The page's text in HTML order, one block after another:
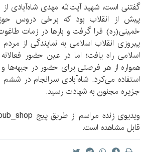
گفتنی است، شهید آیت‌الله مهدی شاه‌آبادی
پیش از انقلاب بود که برخی دروس
خمینی(ره) فرا گرفت و بار‌ها در زمات
پیروزی انقلاب اسلامی به نمایندگی از
اسلامی راه یافت؛ اما در عین حضور
همواره از هر فرصتی برای حضور در جبهه‌ها و
جزیره مجنون به شهادت رسید.
قابل مشاهده است.